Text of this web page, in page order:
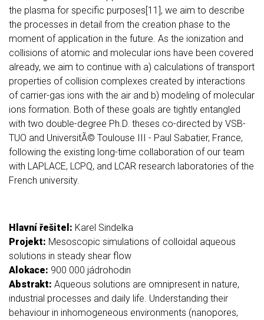
the plasma for specific purposes[11], we aim to describe
the processes in detail from the creation phase to the
moment of application in the future. As the ionization and
collisions of atomic and molecular ions have been covered
already, we aim to continue with a) calculations of transport
properties of collision complexes created by interactions
of carrier-gas ions with the air and b) modeling of molecular
ions formation. Both of these goals are tightly entangled
with two double-degree Ph.D. theses co-directed by VSB-
TUO and UniversitÃ© Toulouse III - Paul Sabatier, France,
following the existing long-time collaboration of our team
with LAPLACE, LCPQ, and LCAR research laboratories of the
French university.
Hlavní řešitel: Karel Sindelka
Projekt: Mesoscopic simulations of colloidal aqueous
solutions in steady shear flow
Alokace: 900 000 jádrohodin
Abstrakt: Aqueous solutions are omnipresent in nature,
industrial processes and daily life. Understanding their
behaviour in inhomogeneous environments (nanopores,